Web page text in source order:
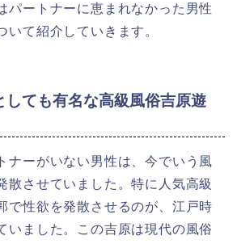
パートナーに恵まれなかった男性
いて紹介していきます。
しても有名な高級風俗吉原遊
ナーがいない男性は、今でいう風
散させていました。特に人気高級
で性欲を発散させるのが、江戸時
いました。この吉原は現代の風俗